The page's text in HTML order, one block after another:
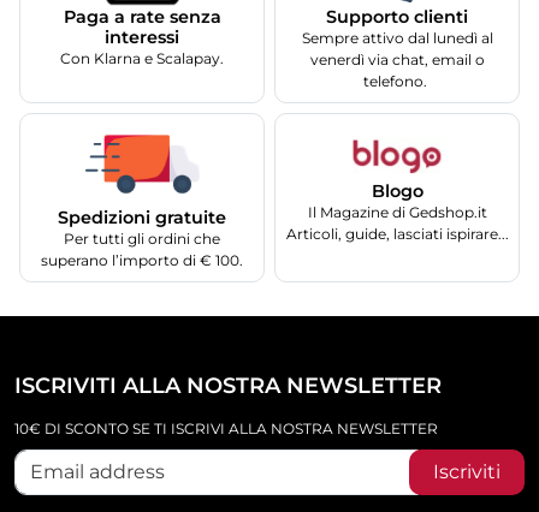
Paga a rate senza
interessi
Con Klarna e Scalapay.
Supporto clienti
Sempre attivo dal lunedì al
venerdì via chat, email o
telefono.
Spedizioni gratuite
Per tutti gli ordini che
superano l’importo di € 100.
Blogo
Il Magazine di Gedshop.it
Articoli, guide, lasciati ispirare...
ISCRIVITI ALLA NOSTRA NEWSLETTER
10€ DI SCONTO SE TI ISCRIVI ALLA NOSTRA NEWSLETTER
Iscriviti